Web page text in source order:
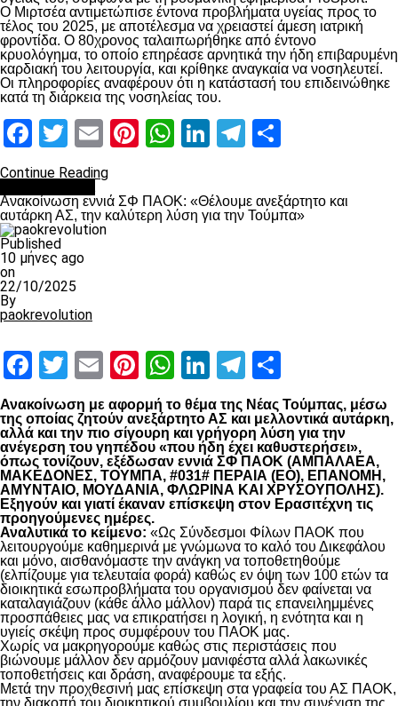
Ο Μιρτσέα αντιμετώπισε έντονα προβλήματα υγείας προς το
τέλος του 2025, με αποτέλεσμα να χρειαστεί άμεση ιατρική
φροντίδα. Ο 80χρονος ταλαιπωρήθηκε από έντονο
κρυολόγημα, το οποίο επηρέασε αρνητικά την ήδη επιβαρυμένη
καρδιακή του λειτουργία, και κρίθηκε αναγκαία να νοσηλευτεί.
Οι πληροφορίες αναφέρουν ότι η κατάστασή του επιδεινώθηκε
κατά τη διάρκεια της νοσηλείας του.
Facebook
Twitter
EmailPinterest
WhatsApp
LinkedIn
Telegram
Continue Reading
Ανακοίνωση εννιά ΣΦ ΠΑΟΚ: «Θέλουμε ανεξάρτητο και
αυτάρκη ΑΣ, την καλύτερη λύση για την Τούμπα»
Published
10 μήνες ago
on
22/10/2025
By
paokrevolution
Facebook
Twitter
EmailPinterest
WhatsApp
LinkedIn
Telegram
Ανακοίνωση με αφορμή το θέμα της Νέας Τούμπας, μέσω
της οποίας ζητούν ανεξάρτητο ΑΣ και μελλοντικά αυτάρκη,
αλλά και την πιο σίγουρη και γρήγορη λύση για την
ανέγερση του γηπέδου «που ήδη έχει καθυστερήσει»,
όπως τονίζουν, εξέδωσαν εννιά ΣΦ ΠΑΟΚ (ΑΜΠΑΛΑΕΑ,
ΜΑΚΕΔΟΝΕΣ, ΤΟΥΜΠΑ, #031# ΠΕΡΑΙΑ (ΕΟ), ΕΠΑΝΟΜΗ,
ΑΜΥΝΤΑΙΟ, ΜΟΥΔΑΝΙΑ, ΦΛΩΡΙΝΑ ΚΑΙ ΧΡΥΣΟΥΠΟΛΗΣ).
Εξηγούν και γιατί έκαναν επίσκεψη στον Ερασιτέχνη τις
προηγούμενες ημέρες.
Αναλυτικά το κείμενο: «Ως Σύνδεσμοι Φίλων ΠΑΟΚ που
λειτουργούμε καθημερινά με γνώμωνα το καλό του Δικεφάλου
και μόνο, αισθανόμαστε την ανάγκη να τοποθετηθούμε
(ελπίζουμε για τελευταία φορά) καθώς εν όψη των 100 ετών τα
διοικητικά εσωπροβλήματα του οργανισμού δεν φαίνεται να
καταλαγιάζουν (κάθε άλλο μάλλον) παρά τις επανειλημμένες
προσπάθειες μας να επικρατήσει η λογική, η ενότητα και η
υγιείς σκέψη προς συμφέρουν του ΠΑΟΚ μας.
Χωρίς να μακρηγορούμε καθώς στις περιστάσεις που
βιώνουμε μάλλον δεν αρμόζουν μανιφέστα αλλά λακωνικές
τοποθετήσεις και δράση, αναφέρουμε τα εξής.
Μετά την προχθεσινή μας επίσκεψη στα γραφεία του ΑΣ ΠΑΟΚ,
την διακοπή του διοικητικού συμβουλίου και την συνέχιση της